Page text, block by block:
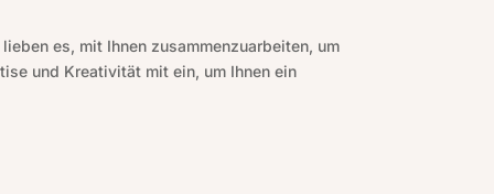
es, mit Ihnen zusammenzuarbeiten, um
und Kreativität mit ein, um Ihnen ein